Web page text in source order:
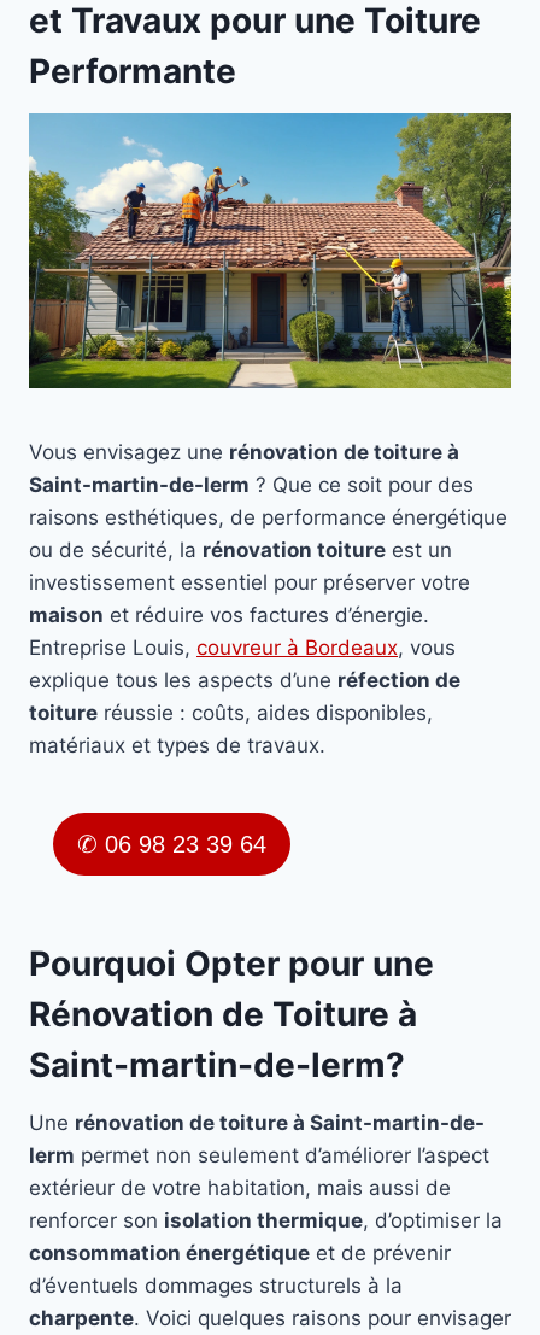
et Travaux pour une Toiture
Performante
Vous envisagez une rénovation de toiture à
Saint-martin-de-lerm ? Que ce soit pour des
raisons esthétiques, de performance énergétique
ou de sécurité, la rénovation toiture est un
investissement essentiel pour préserver votre
maison et réduire vos factures d’énergie.
Entreprise Louis, couvreur à Bordeaux, vous
explique tous les aspects d’une réfection de
toiture réussie : coûts, aides disponibles,
matériaux et types de travaux.
✆ 06 98 23 39 64
Pourquoi Opter pour une
Rénovation de Toiture à
Saint-martin-de-lerm?
Une rénovation de toiture à Saint-martin-de-
lerm permet non seulement d’améliorer l’aspect
extérieur de votre habitation, mais aussi de
renforcer son isolation thermique, d’optimiser la
consommation énergétique et de prévenir
d’éventuels dommages structurels à la
charpente. Voici quelques raisons pour envisager